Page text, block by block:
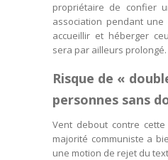
propriétaire de confier
association pendant
accueillir et héberger
sera par ailleurs prolongé.
Risque de «
personnes sans
Vent debout contre cette
majorité communiste a
une motion de rejet du